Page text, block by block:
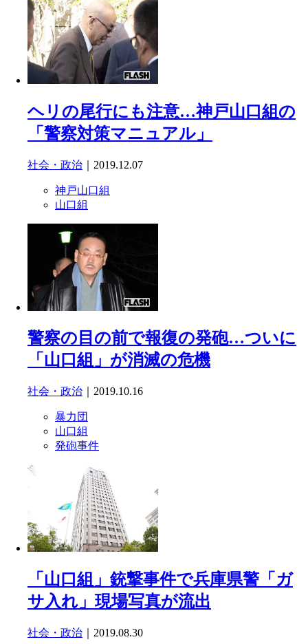
ヘリの尾行にも注意…神戸山口組の
「警察対策マニュアル」
社会・政治 ｜2019.12.07
神戸山口組
山口組
警察の目の前で報復の発砲…ついに
「山口組」が消滅の危機
社会・政治 ｜2019.10.16
暴力団
山口組
発砲事件
「山口組」銃撃事件で兵庫県警「ガ
サ入れ」現場写真が流出
社会・政治 ｜2019.08.30